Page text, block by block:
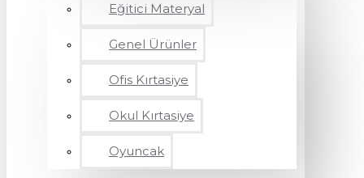
Eğitici Materyal
Genel Ürünler
Ofis Kırtasiye
Okul Kırtasiye
Oyuncak